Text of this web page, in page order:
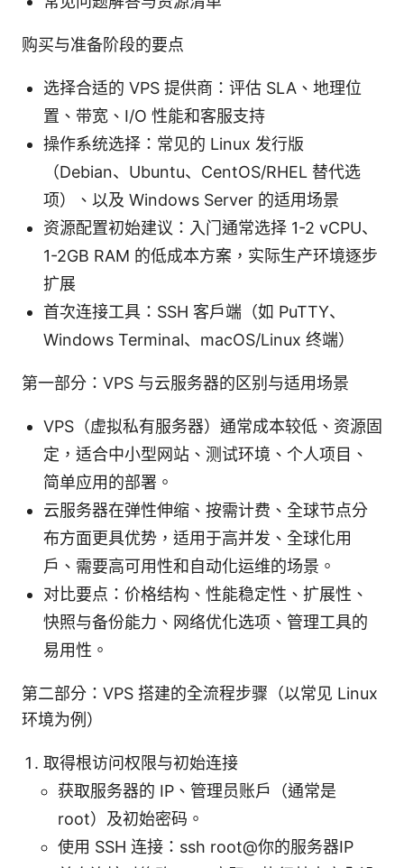
购买与准备阶段的要点
选择合适的 VPS 提供商：评估 SLA、地理位
置、带宽、I/O 性能和客服支持
操作系统选择：常见的 Linux 发行版
（Debian、Ubuntu、CentOS/RHEL 替代选
项）、以及 Windows Server 的适用场景
资源配置初始建议：入门通常选择 1-2 vCPU、
1-2GB RAM 的低成本方案，实际生产环境逐步
扩展
首次连接工具：SSH 客户端（如 PuTTY、
Windows Terminal、macOS/Linux 终端）
第一部分：VPS 与云服务器的区别与适用场景
VPS（虚拟私有服务器）通常成本较低、资源固
定，适合中小型网站、测试环境、个人项目、
简单应用的部署。
云服务器在弹性伸缩、按需计费、全球节点分
布方面更具优势，适用于高并发、全球化用
户、需要高可用性和自动化运维的场景。
对比要点：价格结构、性能稳定性、扩展性、
快照与备份能力、网络优化选项、管理工具的
易用性。
第二部分：VPS 搭建的全流程步骤（以常见 Linux
环境为例）
取得根访问权限与初始连接
获取服务器的 IP、管理员账户（通常是
root）及初始密码。
使用 SSH 连接：ssh root@你的服务器IP